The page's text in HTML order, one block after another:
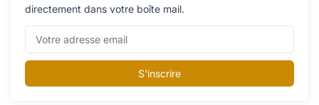
directement dans votre boîte mail.
S'inscrire